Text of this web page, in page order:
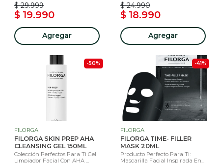
$ 29.999
$ 19.990
Agregar
$ 24.990
$ 18.990
Agregar
-50%
FILORGA
FILORGA SKIN PREP AHA
CLEANSING GEL 150ML
Colección Perfectos Para Ti Gel
Limpiador Facial Con AHA ...
-41%
FILORGA
FILORGA TIME- FILLER
MASK 20ML
Producto Perfecto Para Ti:
Mascarilla Facial Inspirada En...